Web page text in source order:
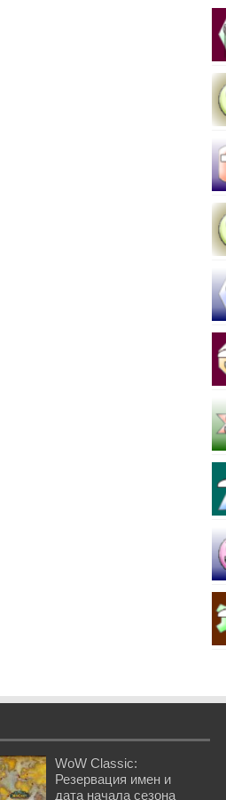
WoW Classic:
Резервация имен и
дата начала сезона